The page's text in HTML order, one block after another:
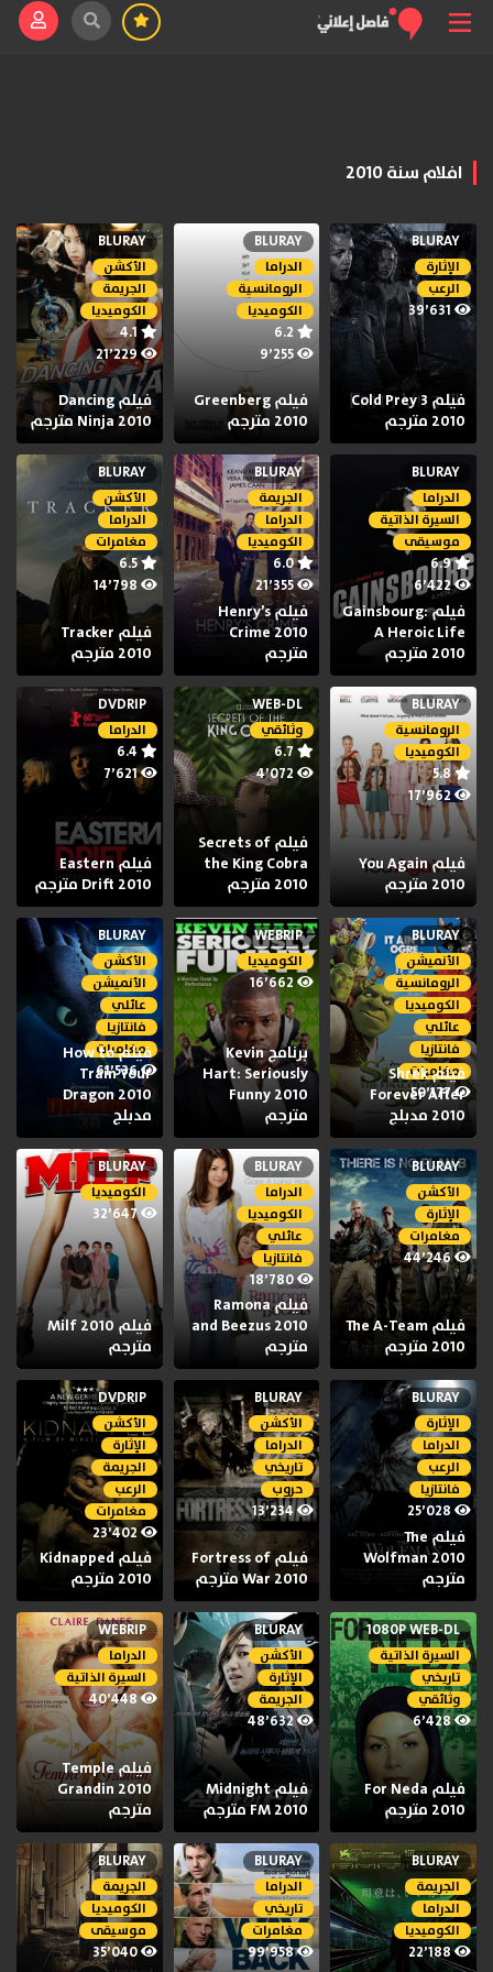
افلام سنة 2010
BLURAY
الإثارة
الرعب
فيلم Cold Prey 3
2010 مترجم
BLURAY
الدراما
الرومانسية
الكوميديا
6.2
9٬255
فيلم Greenberg
2010 مترجم
BLURAY
الأكشن
الجريمة
الكوميديا
21٬229
فيلم Dancing
Ninja 2010 مترجم
BLURAY
الدراما
السيرة الذاتية
موسيقى
6.9
6٬422
فيلم Gainsbourg:
A Heroic Life
2010 مترجم
BLURAY
الجريمة
الدراما
الكوميديا
6.0
21٬355
فيلم Henry’s
Crime 2010
مترجم
BLURAY
الأكشن
الدراما
مغامرات
6.5
فيلم Tracker
2010 مترجم
BLURAY
الرومانسية
الكوميديا
5.8
17٬962
فيلم You Again
2010 مترجم
WEB-DL
وثائقي
6.7
4٬072
فيلم Secrets of
the King Cobra
2010 مترجم
DVDRIP
الدراما
7٬621
فيلم Eastern
Drift 2010 مترجم
BLURAY
الأنميشن
الرومانسية
الكوميديا
عائلي
فانتازيا
مغامرات
50٬177
فيلم Shrek
Forever After
2010 مدبلج
WEBRIP
الكوميديا
16٬662
برنامج Kevin
Hart: Seriously
Funny 2010
مترجم
BLURAY
الأكشن
الأنميشن
عائلي
فانتازيا
مغامرات
61٬536
فيلم How to
Train Your
Dragon 2010
مدبلج
BLURAY
الأكشن
الإثارة
مغامرات
44٬246
فيلم The A-Team
2010 مترجم
BLURAY
الدراما
الكوميديا
عائلي
فانتازيا
18٬780
فيلم Ramona
and Beezus 2010
مترجم
BLURAY
الكوميديا
32٬647
فيلم Milf 2010
مترجم
BLURAY
الإثارة
الدراما
الرعب
فانتازيا
فيلم The
Wolfman 2010
مترجم
BLURAY
الأكشن
الدراما
تاريخي
حروب
13٬234
فيلم Fortress of
War 2010 مترجم
DVDRIP
الأكشن
الإثارة
الجريمة
الرعب
مغامرات
فيلم Kidnapped
2010 مترجم
1080P WEB-DL
السيرة الذاتية
تاريخي
وثائقي
6٬428
فيلم For Neda
2010 مترجم
BLURAY
الأكشن
الإثارة
الجريمة
48٬632
فيلم Midnight
FM 2010 مترجم
WEBRIP
الدراما
السيرة الذاتية
40٬448
فيلم Temple
Grandin 2010
مترجم
BLURAY
الجريمة
الدراما
الكوميديا
22٬188
BLURAY
الدراما
تاريخي
مغامرات
99٬958
BLURAY
الجريمة
الكوميديا
موسيقى
35٬040